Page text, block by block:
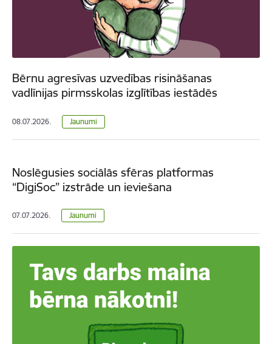
Bērnu agresīvas uzvedības risināšanas
vadlīnijas pirmsskolas izglītības iestādēs
08.07.2026. Jaunumi
Noslēgusies sociālās sfēras platformas
“DigiSoc” izstrāde un ieviešana
07.07.2026. Jaunumi